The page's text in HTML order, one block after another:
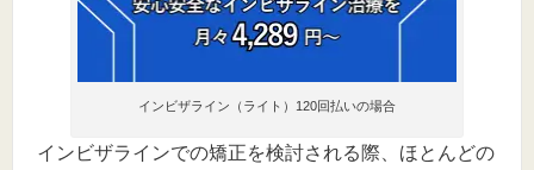
インビザライン（ライト）120回払いの場合
インビザラインでの矯正を検討される際、ほとんどの